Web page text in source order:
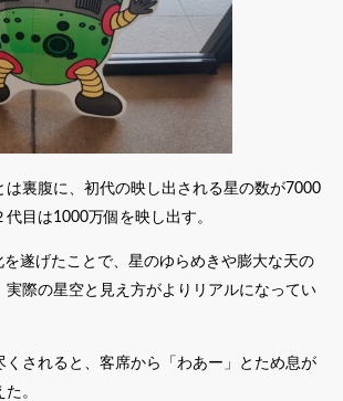
は裏腹に、初代の映し出される星の数が7000
目は1000万個を映し出す。
を遂げたことで、星のゆらめきや膨大な天の
実際の星空と見え方がよりリアルになってい
くされると、客席から「わあー」とため息が
。